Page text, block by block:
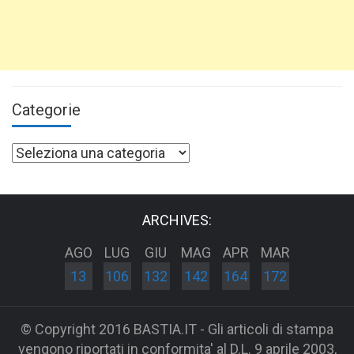
Categorie
Categorie
ARCHIVES:
AGO
13
LUG
106
GIU
132
MAG
142
APR
164
MAR
172
© Copyright 2016 BASTIA.IT - Gli articoli di stampa
vengono riportati in conformita' al D.L. 9 aprile 2003,